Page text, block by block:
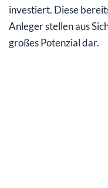
investiert. Diese
Anleger stellen aus
großes Potenzial dar.